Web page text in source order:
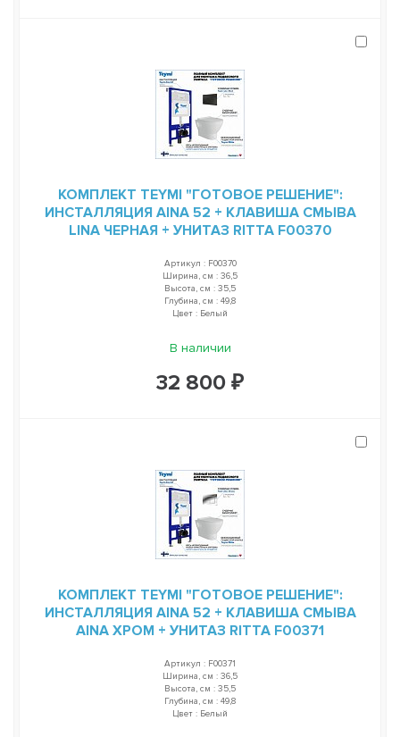
КОМПЛЕКТ TEYMI "ГОТОВОЕ РЕШЕНИЕ":
ИНСТАЛЛЯЦИЯ AINA 52 + КЛАВИША СМЫВА
LINA ЧЕРНАЯ + УНИТАЗ RITTA F00370
Артикул : F00370
Ширина, см : 36,5
Высота, см : 35,5
Глубина, см : 49,8
Цвет : Белый
В наличии
32 800 ₽
КОМПЛЕКТ TEYMI "ГОТОВОЕ РЕШЕНИЕ":
ИНСТАЛЛЯЦИЯ AINA 52 + КЛАВИША СМЫВА
AINA ХРОМ + УНИТАЗ RITTA F00371
Артикул : F00371
Ширина, см : 36,5
Высота, см : 35,5
Глубина, см : 49,8
Цвет : Белый